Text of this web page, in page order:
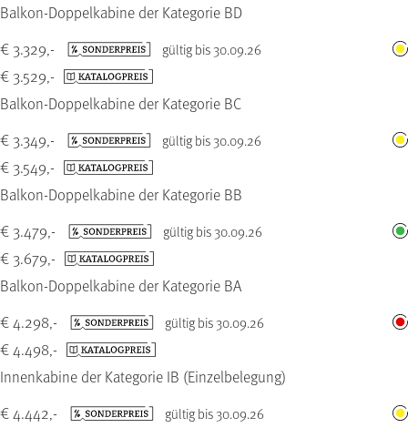
Balkon-Doppelkabine der Kategorie BD
Balkon-Doppelkabine der Kategorie BC
€ 3.329,- gültig bis 30.09.26
€ 3.529,-
Balkon-Doppelkabine der Kategorie BB
€ 3.349,- gültig bis 30.09.26
€ 3.549,-
Balkon-Doppelkabine der Kategorie BA
€ 3.479,- gültig bis 30.09.26
€ 3.679,-
Innenkabine der Kategorie IB (Einzelbelegung)
€ 4.298,- gültig bis 30.09.26
€ 4.498,-
€ 4.442,- gültig bis 30.09.26